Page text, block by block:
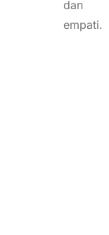
dan
empati.